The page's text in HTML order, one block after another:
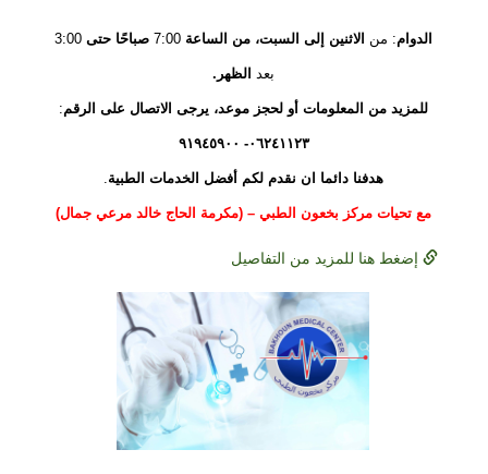
الدوام: من الاثنين إلى السبت، من الساعة صباحًا حتى 3:00
بعد الظهر.
للمزيد من المعلومات أو لحجز موعد، يرجى الاتصال على الرقم:
٠٦٢٤١١٢٣- ٩١٩٤٥٩٠٠
هدفنا دائما ان نقدم لكم أفضل الخدمات الطبية.
مع تحيات مركز بخعون الطبي – (مكرمة الحاج خالد مرعي جمال)
إضغط هنا للمزيد من التفاصيل